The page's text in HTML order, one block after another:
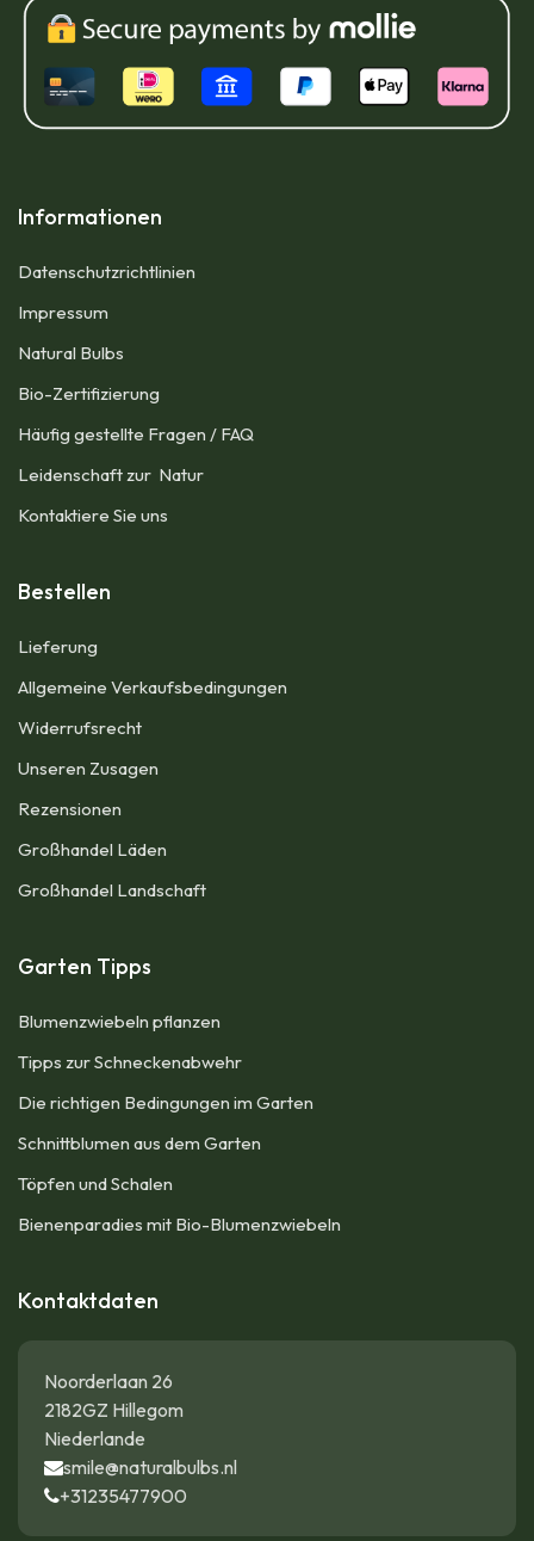
Informationen
Datenschutzrichtlinien
Impressum​
Natural Bulbs
Bio-Zertifizierung
Häufig gestellte Fragen / FAQ
Leidenschaft zur Natur
Kontaktiere Sie uns
Bestellen
Lieferung
Allgemeine Verkaufsbedingungen​
Widerrufsrecht
Unseren Zusagen
Rezensionen​
Großhandel Läden
Großhandel Landschaft
Garten Tipps
Blumenzwiebeln pflanzen
Tipps zur Schneckenabwehr
Die richtigen Bedingungen im Garten
Schnittblumen aus dem Garten
Töpfen und Schalen
Bienenparadies mit Bio-Blumenzwiebeln
Kontaktdaten
Noorderlaan 26
2182GZ Hillegom
Niederlande
smile@naturalbulbs.nl
+31235477900